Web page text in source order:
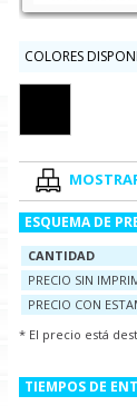
COLORES
ESQUEMA DE
CANTIDAD
PRECIO SIN
PRECIO CON
* El precio está
TIEMPOS DE